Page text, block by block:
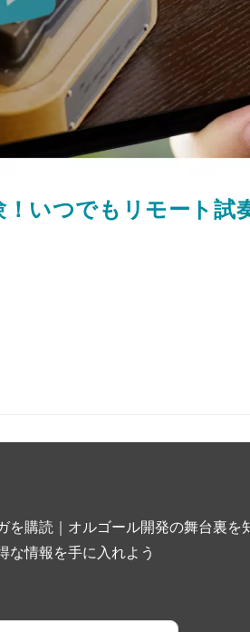
いつでもリモート試
を購読｜オルゴール開発の舞台裏を
な情報を手に入れよう